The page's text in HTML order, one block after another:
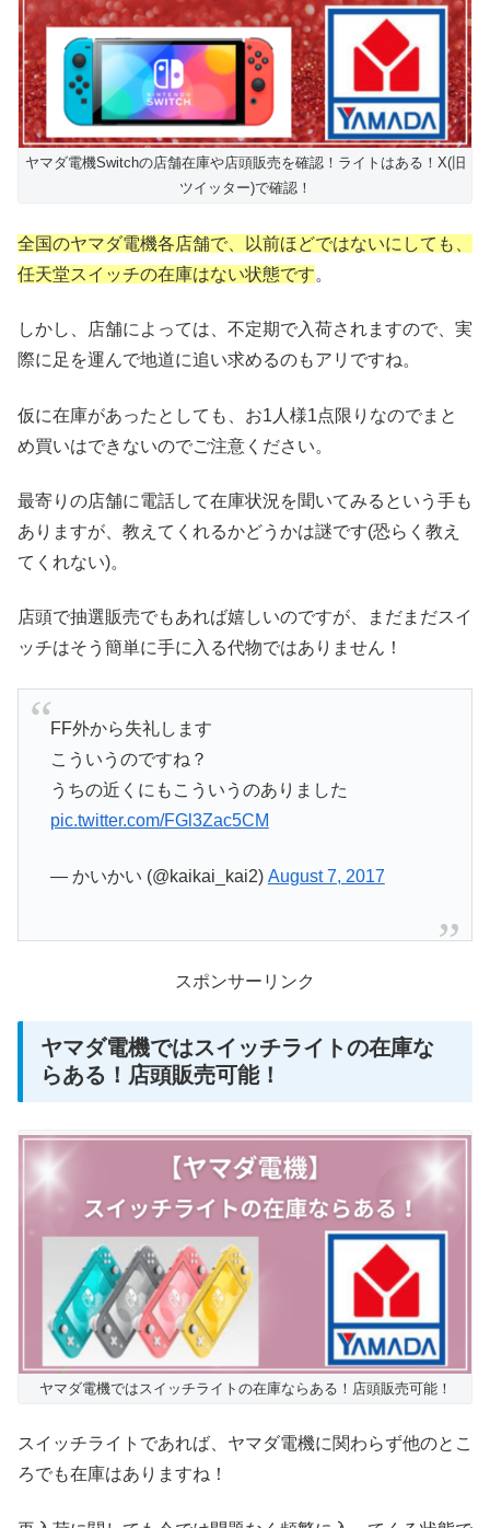
ヤマダ電機Switchの店舗在庫や店頭販売を確認！ライトはある！X(旧
ツイッター)で確認！
全国のヤマダ電機各店舗で、以前ほどではないにしても、
任天堂スイッチの在庫はない状態です。
しかし、店舗によっては、不定期で入荷されますので、実
際に足を運んで地道に追い求めるのもアリですね。
仮に在庫があったとしても、お1人様1点限りなのでまと
め買いはできないのでご注意ください。
最寄りの店舗に電話して在庫状況を聞いてみるという手も
ありますが、教えてくれるかどうかは謎です(恐らく教え
てくれない)。
店頭で抽選販売でもあれば嬉しいのですが、まだまだスイ
ッチはそう簡単に手に入る代物ではありません！
FF外から失礼します
こういうのですね？
うちの近くにもこういうのありました
pic.twitter.com/FGl3Zac5CM
— かいかい (@kaikai_kai2) August 7, 2017
スポンサーリンク
ヤマダ電機ではスイッチライトの在庫な
らある！店頭販売可能！
ヤマダ電機ではスイッチライトの在庫ならある！店頭販売可能！
スイッチライトであれば、ヤマダ電機に関わらず他のとこ
ろでも在庫はありますね！